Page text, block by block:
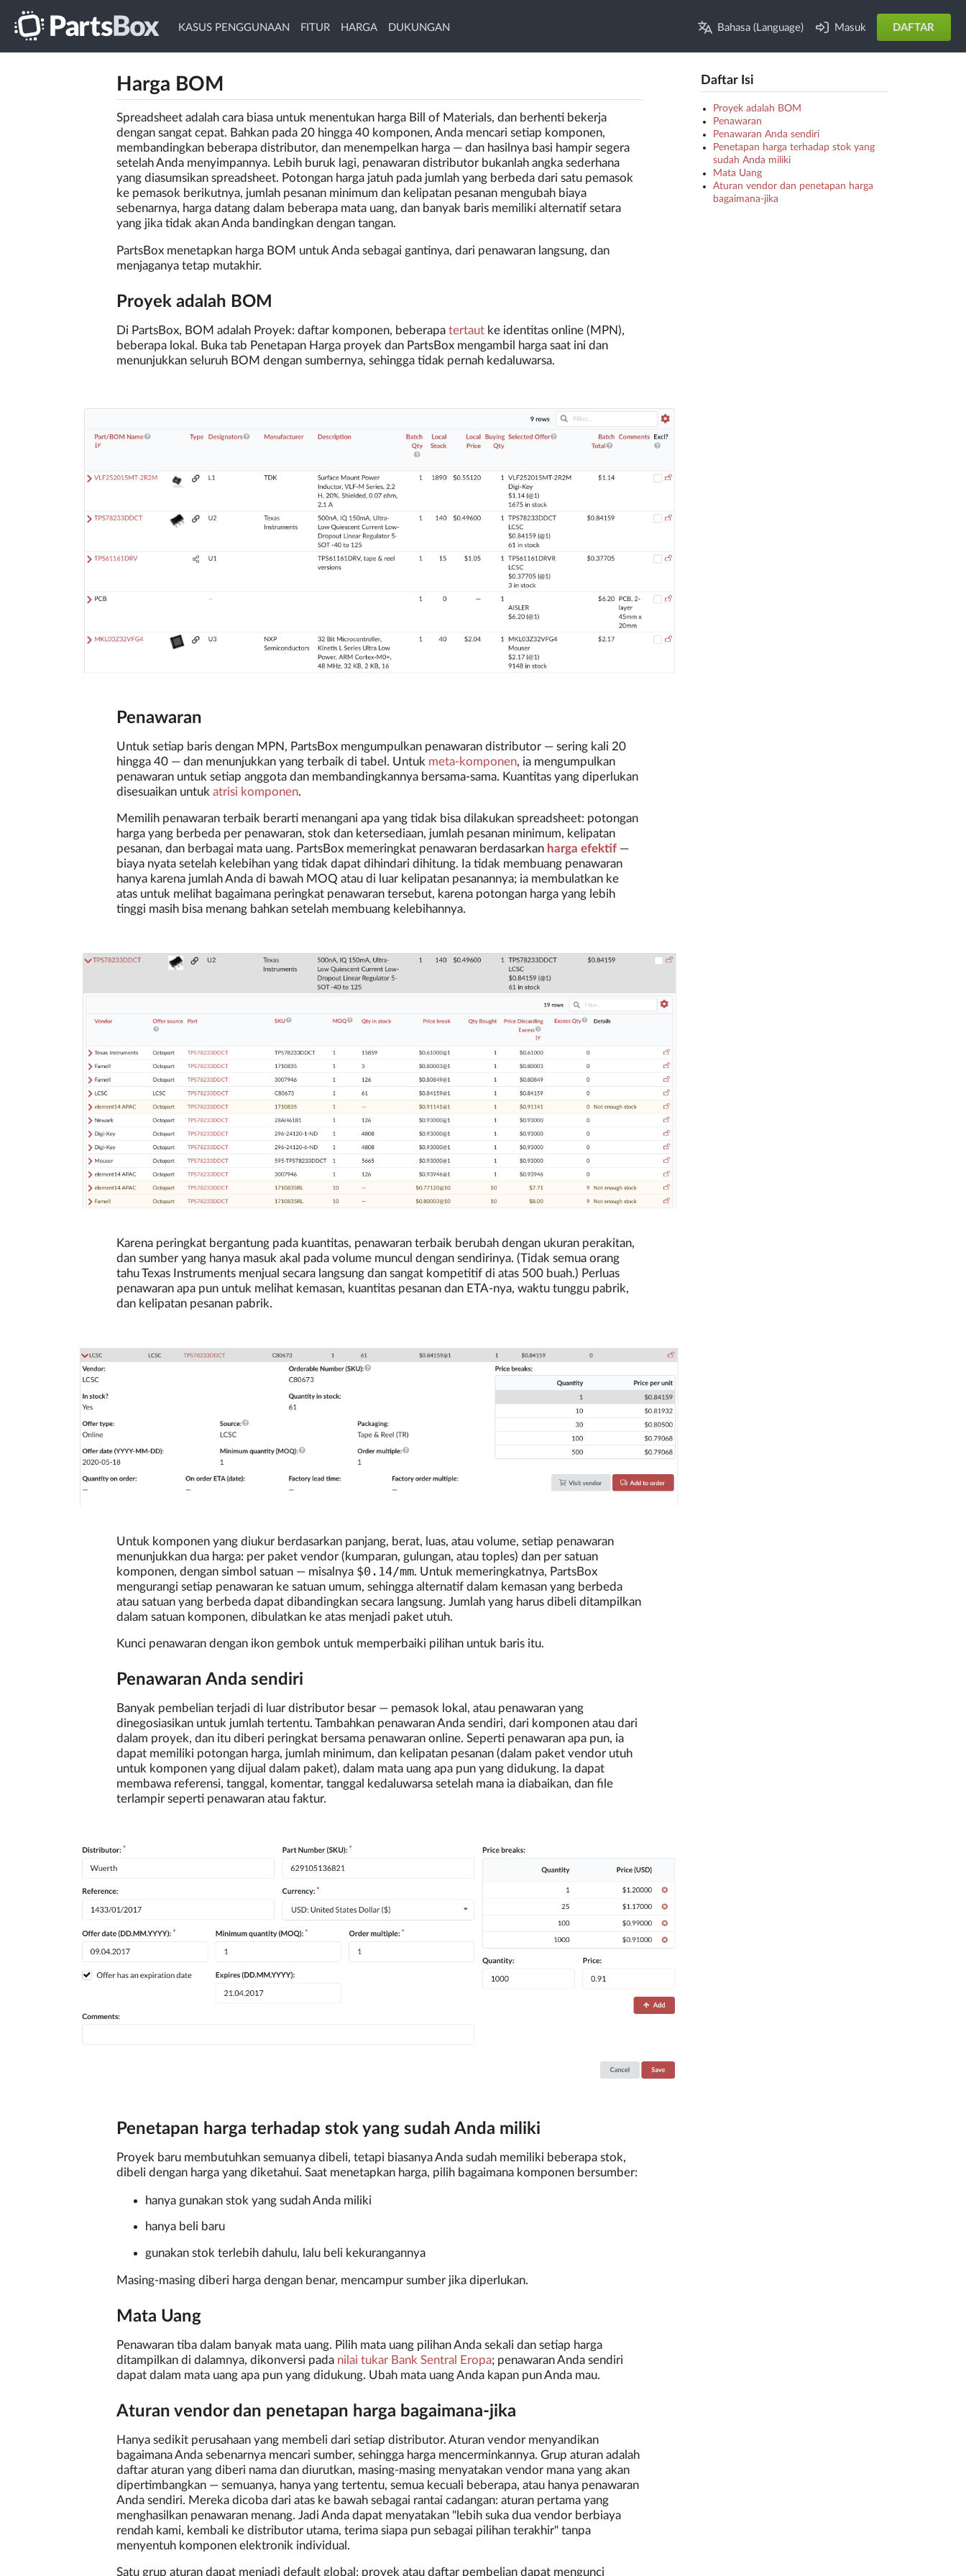
KASUS PENGGUNAAN FITUR HARGA DUKUNGAN Bahasa (Language) Masuk DAFTAR
Harga BOM
Spreadsheet adalah cara biasa untuk menentukan harga Bill of Materials, dan berhenti bekerja
dengan sangat cepat. Bahkan pada 20 hingga 40 komponen, Anda mencari setiap komponen,
membandingkan beberapa distributor, dan menempelkan harga — dan hasilnya basi hampir segera
setelah Anda menyimpannya. Lebih buruk lagi, penawaran distributor bukanlah angka sederhana
yang diasumsikan spreadsheet. Potongan harga jatuh pada jumlah yang berbeda dari satu pemasok
ke pemasok berikutnya, jumlah pesanan minimum dan kelipatan pesanan mengubah biaya
sebenarnya, harga datang dalam beberapa mata uang, dan banyak baris memiliki alternatif setara
yang jika tidak akan Anda bandingkan dengan tangan.
PartsBox menetapkan harga BOM untuk Anda sebagai gantinya, dari penawaran langsung, dan
menjaganya tetap mutakhir.
Proyek adalah BOM
Di PartsBox, BOM adalah Proyek: daftar komponen, beberapa tertautke identitas online (MPN),
beberapa lokal. Buka tab Penetapan Harga proyek dan PartsBox mengambil harga saat ini dan
menunjukkan seluruh BOM dengan sumbernya, sehingga tidak pernah kedaluwarsa.
Penawaran
Untuk setiap baris dengan MPN, PartsBox mengumpulkan penawaran distributor — sering kali 20
hingga 40 — dan menunjukkan yang terbaik di tabel. Untuk meta-komponen, ia mengumpulkan
penawaran untuk setiap anggota dan membandingkannya bersama-sama. Kuantitas yang diperlukan
disesuaikan untuk atrisi komponen.
Memilih penawaran terbaik berarti menangani apa yang tidak bisa dilakukan spreadsheet: potongan
harga yang berbeda per penawaran, stok dan ketersediaan, jumlah pesanan minimum, kelipatan
pesanan, dan berbagai mata uang. PartsBox memeringkat penawaran berdasarkan harga efektif—
biaya nyata setelah kelebihan yang tidak dapat dihindari dihitung. Ia tidak membuang penawaran
hanya karena jumlah Anda di bawah MOQ atau di luar kelipatan pesanannya; ia membulatkan ke
atas untuk melihat bagaimana peringkat penawaran tersebut, karena potongan harga yang lebih
tinggi masih bisa menang bahkan setelah membuang kelebihannya.
Karena peringkat bergantung pada kuantitas, penawaran terbaik berubah dengan ukuran perakitan,
dan sumber yang hanya masuk akal pada volume muncul dengan sendirinya. (Tidak semua orang
tahu Texas Instruments menjual secara langsung dan sangat kompetitif di atas 500 buah.) Perluas
penawaran apa pun untuk melihat kemasan, kuantitas pesanan dan ETA-nya, waktu tunggu pabrik,
dan kelipatan pesanan pabrik.
Untuk komponen yang diukur berdasarkan panjang, berat, luas, atau volume, setiap penawaran
menunjukkan dua harga: per paket vendor (kumparan, gulungan, atau toples) dan per satuan
komponen, dengan simbol satuan — misalnya $0.14/mm. Untuk memeringkatnya, PartsBox
mengurangi setiap penawaran ke satuan umum, sehingga alternatif dalam kemasan yang berbeda
atau satuan yang berbeda dapat dibandingkan secara langsung. Jumlah yang harus dibeli ditampilkan
dalam satuan komponen, dibulatkan ke atas menjadi paket utuh.
Kunci penawaran dengan ikon gembok untuk memperbaiki pilihan untuk baris itu.
Penawaran Anda sendiri
Banyak pembelian terjadi di luar distributor besar — pemasok lokal, atau penawaran yang
dinegosiasikan untuk jumlah tertentu. Tambahkan penawaran Anda sendiri, dari komponen atau dari
dalam proyek, dan itu diberi peringkat bersama penawaran online. Seperti penawaran apa pun, ia
dapat memiliki potongan harga, jumlah minimum, dan kelipatan pesanan (dalam paket vendor utuh
untuk komponen yang dijual dalam paket), dalam mata uang apa pun yang didukung. Ia dapat
membawa referensi, tanggal, komentar, tanggal kedaluwarsa setelah mana ia diabaikan, dan file
terlampir seperti penawaran atau faktur.
Penetapan harga terhadap stok yang sudah Anda miliki
Proyek baru membutuhkan semuanya dibeli, tetapi biasanya Anda sudah memiliki beberapa stok,
dibeli dengan harga yang diketahui. Saat menetapkan harga, pilih bagaimana komponen bersumber:
hanya gunakan stok yang sudah Anda miliki
hanya beli baru
gunakan stok terlebih dahulu, lalu beli kekurangannya
Masing-masing diberi harga dengan benar, mencampur sumber jika diperlukan.
Mata Uang
Penawaran tiba dalam banyak mata uang. Pilih mata uang pilihan Anda sekali dan setiap harga
ditampilkan di dalamnya, dikonversi pada nilai tukar Bank Sentral Eropa; penawaran Anda sendiri
dapat dalam mata uang apa pun yang didukung. Ubah mata uang Anda kapan pun Anda mau.
Aturan vendor dan penetapan harga bagaimana-jika
Hanya sedikit perusahaan yang membeli dari setiap distributor. Aturan vendor menyandikan
bagaimana Anda sebenarnya mencari sumber, sehingga harga mencerminkannya. Grup aturan adalah
daftar aturan yang diberi nama dan diurutkan, masing-masing menyatakan vendor mana yang akan
dipertimbangkan — semuanya, hanya yang tertentu, semua kecuali beberapa, atau hanya penawaran
Anda sendiri. Mereka dicoba dari atas ke bawah sebagai rantai cadangan: aturan pertama yang
menghasilkan penawaran menang. Jadi Anda dapat menyatakan "lebih suka dua vendor berbiaya
rendah kami, kembali ke distributor utama, terima siapa pun sebagai pilihan terakhir" tanpa
menyentuh komponen elektronik individual.
Satu grup aturan dapat menjadi default global; proyek atau daftar pembelian dapat mengunci
Daftar Isi
Proyek adalah BOM
Penawaran
Penawaran Anda sendiri
Penetapan harga terhadap stok yang
sudah Anda miliki
Mata Uang
Aturan vendor dan penetapan harga
bagaimana-jika